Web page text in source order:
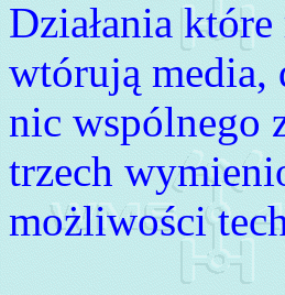
Działania
wtórują media,
nic wspólnego
trzech
możliwości